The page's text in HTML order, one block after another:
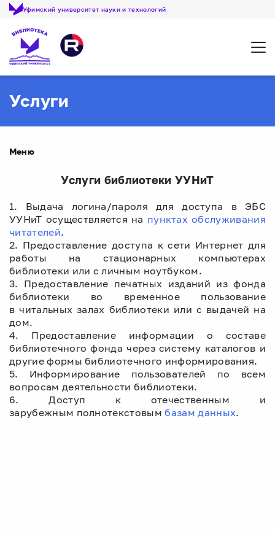
Уфимский университет науки и технологий
Услуги
Меню
Услуги библиотеки УУНиТ
1. Выдача логина/пароля для доступа в ЭБС
УУНиТ осуществляется на пунктах обслуживания
читателей.
2. Предоставление доступа к сети Интернет для
работы на стационарных компьютерах
библиотеки или с личным ноутбуком.
3. Предоставление печатных изданий из фонда
библиотеки во временное пользование
в читальных залах библиотеки или с выдачей на
дом.
4. Предоставление информации о составе
библиотечного фонда через систему каталогов и
другие формы библиотечного информирования.
5. Информирование пользователей по всем
вопросам деятельности библиотеки.
6. Доступ к отечественным и
зарубежным полнотекстовымбазам данных.